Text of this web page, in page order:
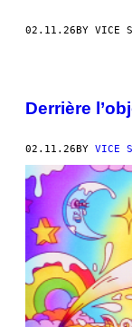
02.11.26BY VICE
Derrière
02.11.26 BY VICE